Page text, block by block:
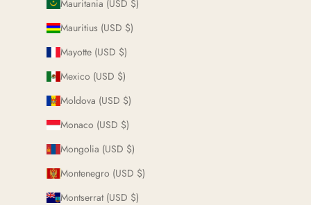
Mauritania (USD $)
Mauritius (USD $)
Mayotte (USD $)
Mexico (USD $)
Moldova (USD $)
Monaco (USD $)
Mongolia (USD $)
Montenegro (USD $)
Montserrat (USD $)